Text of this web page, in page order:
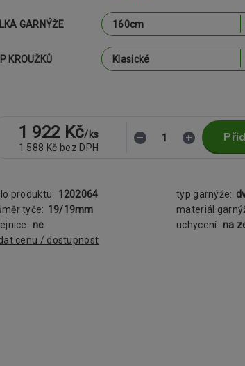
GARNÝŽE
KROUŽKŮ
1 922 Kč/ks
1 588 Kč bez DPH
produktu: 1202064 typ garnýže:
tyče: 19/19mm materiál
ne uchycení: na
cenu / dostupnost